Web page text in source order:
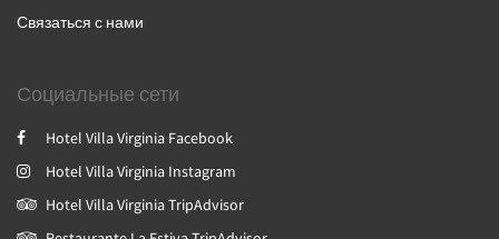
Связаться с нами
Социальные сети
Hotel Villa Virginia Facebook
Hotel Villa Virginia Instagram
Hotel Villa Virginia TripAdvisor